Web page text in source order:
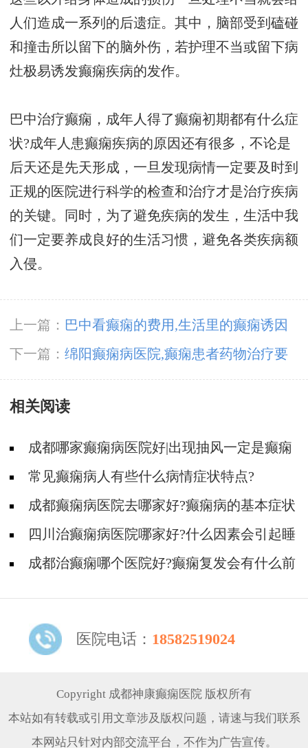
人们造成一系列的后遗症。其中，脑部受到磕碰
和撞击所以留下的脑外伤，若护理不当或留下病
灶极易诱发癫痫疾病的发作。
巴中治疗癫痫，成年人得了癫痫初期都有什么症
状?成年人患癫痫疾病的原因还有很多，不论是
后天还是先天形成，一旦发现病情一定要及时到
正规的医院进行科学的检查和治疗才是治疗疾病
的关键。同时，为了避免疾病的发生，生活中我
们一定要养成良好的生活习惯，避免各类疾病额
入侵。
上一篇： 巴中看癫痫的费用,生活里的癫痫诱因
有哪些?
下一篇： 绵阳癫痫病医院,癫痫患者药物治疗要
注意什么?
相关阅读
成都哪家癫痫病医院好|出现抽风一定是癫痫
病吗?常见癫痫病人有些什么病情症状特点?
成都癫痫病医院去哪家好?癫痫病的基本症状
有什么?
四川治癫痫病医院哪家好?什么因素会引起睡
眠性癫痫?
成都治癫痫哪个医院好?癫痫复发会有什么前
医院电话： 18582519024
Copyright 成都神康癫痫医院 版权所有
本站如有转载或引用文章涉及版权问题，请速与我们联系
本网站只针对内部交流平台，不作为广告宣传。